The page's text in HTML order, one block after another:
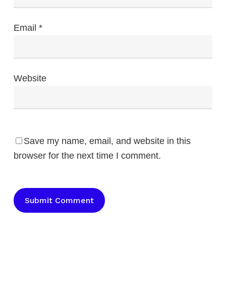
Email *
Website
Save my name, email, and website in this
browser for the next time I comment.